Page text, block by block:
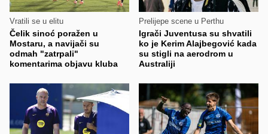
Vratili se u elitu
Čelik sinoć poražen u
Mostaru, a navijači su
odmah "zatrpali"
komentarima objavu kluba
Prelijepe scene u Perthu
Igrači Juventusa su shvatili
ko je Kerim Alajbegović kada
su stigli na aerodrom u
Australiji